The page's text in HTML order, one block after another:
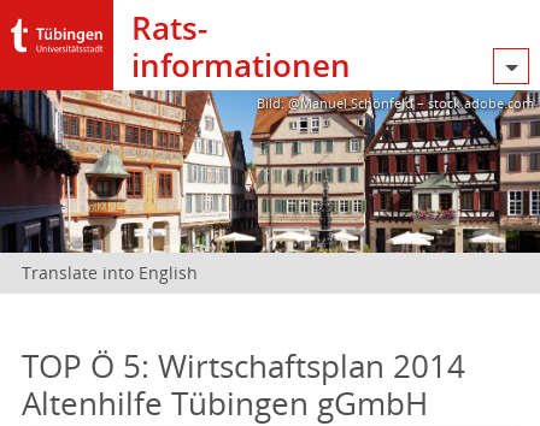
Rats­
informationen
Bild: @Manuel Schönfeld – stock.adobe.com
Translate into English
TOP Ö 5: Wirtschaftsplan 2014
Altenhilfe Tübingen gGmbH